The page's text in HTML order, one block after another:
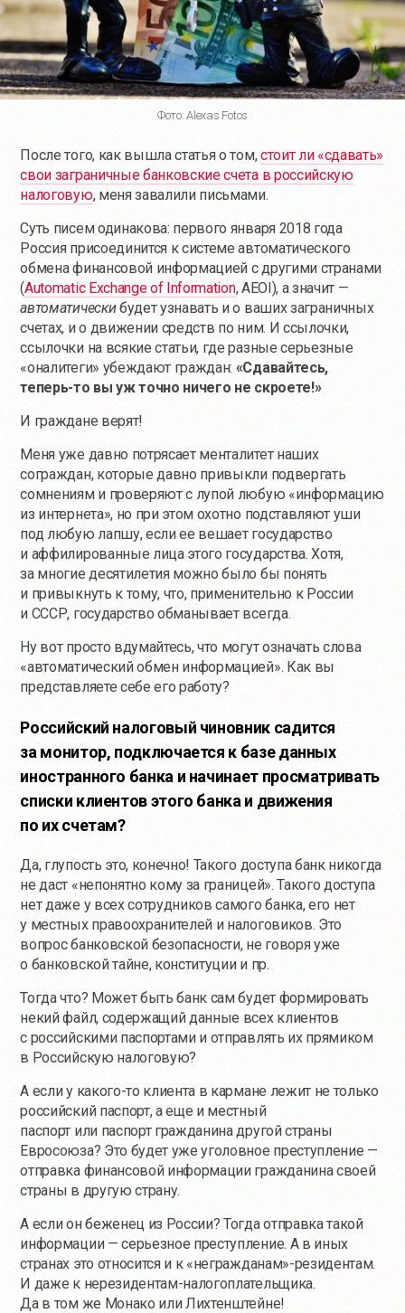
Фото: Alexas Fotos
После того, как вышла статья о том,стоит ли «сдавать»
свои заграничные банковские счета в российскую
налоговую, меня завалили письмами.
Суть писем одинакова: первого января 2018 года
Россия присоединится к системе автоматического
обмена финансовой информацией с другими странами
(Automatic Exchange of Information, AEOI), а значит —
автоматическибудет узнавать и о ваших заграничных
счетах, и о движении средств по ним. И ссылочки,
ссылочки на всякие статьи, где разные серьезные
«оналитеги» убеждают граждан: «Сдавайтесь,
теперь-то вы уж точно ничего не скроете!»
И граждане верят!
Меня уже давно потрясает менталитет наших
сограждан, которые давно привыкли подвергать
сомнениям и проверяют с лупой любую «информацию
из интернета», но при этом охотно подставляют уши
под любую лапшу, если ее вешает государство
и аффилированные лица этого государства. Хотя,
за многие десятилетия можно было бы понять
и привыкнуть к тому, что, применительно к России
и СССР, государство обманывает всегда.
Ну вот просто вдумайтесь, что могут означать слова
«автоматический обмен информацией». Как вы
представляете себе его работу?
Российский налоговый чиновник садится
за монитор, подключается к базе данных
иностранного банка и начинает просматривать
списки клиентов этого банка и движения
по их счетам?
Да, глупость это, конечно! Такого доступа банк никогда
не даст «непонятно кому за границей». Такого доступа
нет даже у всех сотрудников самого банка, его нет
у местных правоохранителей и налоговиков. Это
вопрос банковской безопасности, не говоря уже
о банковской тайне, конституции и пр.
Тогда что? Может быть банк сам будет формировать
некий файл, содержащий данные всех клиентов
с российскими паспортами и отправлять их прямиком
в Российскую налоговую?
А если у какого-то клиента в кармане лежит не только
российский паспорт, а еще и местный
паспорт или паспорт гражданина другой страны
Евросоюза? Это будет уже уголовное преступление —
отправка финансовой информации гражданина своей
страны в другую страну.
А если он беженец из России? Тогда отправка такой
информации — серьезное преступление. А в иных
странах это относится и к «негражданам»-резидентам.
И даже к нерезидентам-налогоплательщика.
Да в том же Монако или Лихтенштейне!